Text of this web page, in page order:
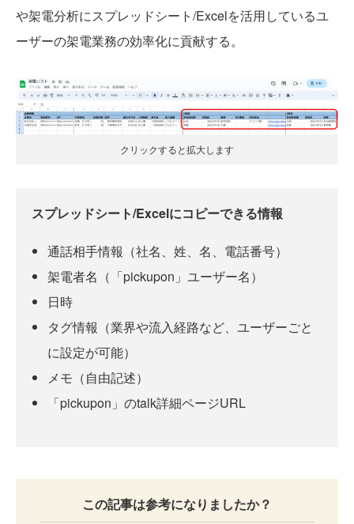
や架電分析にスプレッドシート/Excelを活用しているユ
ーザーの架電業務の効率化に貢献する。
クリックすると拡大します
スプレッドシート/Excelにコピーできる情報
通話相手情報（社名、姓、名、電話番号）
架電者名（「pickupon」ユーザー名）
日時
タグ情報（業界や流入経路など、ユーザーごと
に設定が可能）
メモ（自由記述）
「pickupon」のtalk詳細ページURL
この記事は参考になりましたか？